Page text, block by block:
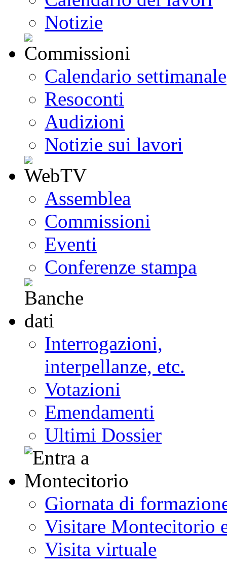
Notizie
Calendario settimanale
Resoconti
Audizioni
Notizie sui lavori
Assemblea
Commissioni
Eventi
Conferenze stampa
Interrogazioni,
interpellanze, etc.
Votazioni
Emendamenti
Ultimi Dossier
Giornata di
Visitare Montecitorio
Visita virtuale